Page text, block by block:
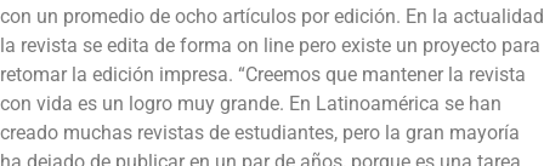
con un promedio de ocho artículos por edición. En la actualidad
la revista se edita de forma on line pero existe un proyecto para
retomar la edición impresa. “Creemos que mantener la revista
con vida es un logro muy grande. En Latinoamérica se han
creado muchas revistas de estudiantes, pero la gran mayoría